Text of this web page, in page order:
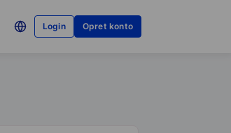
Login Opret konto